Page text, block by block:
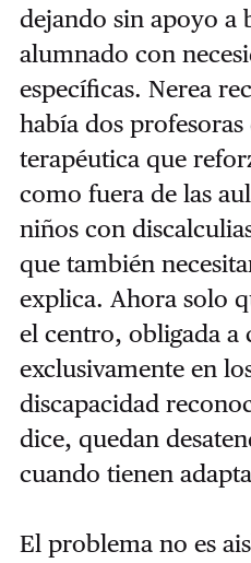
dejando sin apoyo a
alumnado con
específicas. Nerea
había dos profesoras
terapéutica que
como fuera de las
niños con
que también
explica. Ahora solo
el centro, obligada a
exclusivamente en
discapacidad
dice, quedan
cuando tienen
El problema no es